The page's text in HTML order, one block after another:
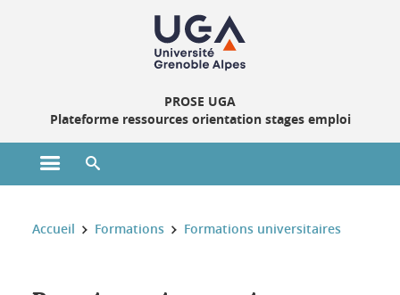
PROSE UGA
Plateforme ressources orientation stages emploi
Ouvrir le menu principal
Vous êtes ici :
Accueil Formations Formations universitaires